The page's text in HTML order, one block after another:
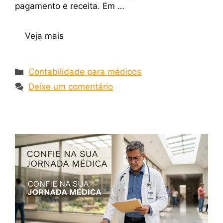
pagamento e receita. Em …
Veja mais
Contabilidade para médicos
Deixe um comentário